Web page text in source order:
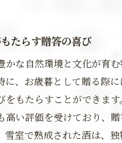
たらす贈答の喜び
かな自然環境と文化が育
に、お歳暮として贈る際
をもたらすことができま
高い評価を受けており、
雪室で熟成された酒は、独